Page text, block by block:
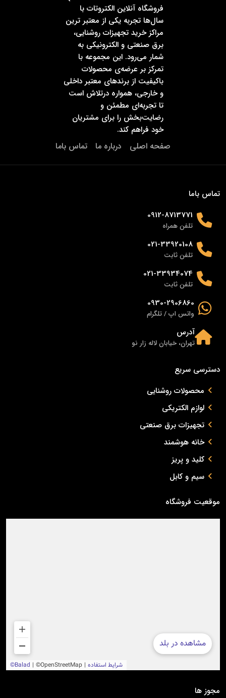
فروشگاه آنلاین الکتروتات با
سال‌ها تجربه یکی از معتبر ترین
مراکز خرید تجهیزات روشنایی،
برق صنعتی و الکترونیکی به
شمار می‌رود. این مجموعه با
تمرکز بر عرضه‌ی محصولات
باکیفیت از برندهای معتبر داخلی
و خارجی، همواره درتلاش است
تا تجربه‌ای مطمئن و
رضایت‌بخش را برای مشتریان
خود فراهم کند.
صفحه اصلی درباره ما تماس باما
تماس باما
0912-8713771
تلفن همراه
021-33920108
تلفن ثابت
021-33934074
تلفن ثابت
0930-2906860
واتس اپ / تلگرام
آدرس
تهران، خیابان لاله زار نو
دسترسی سریع
محصولات روشنایی
لوازم الکتریکی
تجهیزات برق صنعتی
خانه هوشمند
کلید و پریز
سیم و کابل
موقعیت فروشگاه
مجوز ها